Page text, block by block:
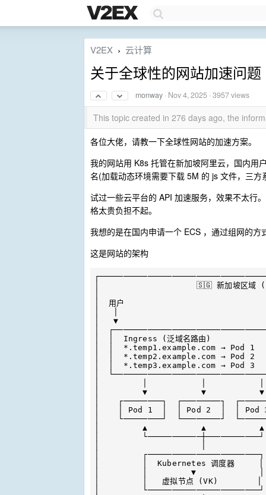
V2EX › 云计算
关于全球性的网站加速问题
monway · Nov 4, 2025 · 3957 views
This topic created in 276 days ago, the
各位大佬，请教一下全球性网站的加速方案。
我的网站用 K8s 托管在新加坡阿里云，国内用
名(加载动态环境需要下载 5M 的 js 文件，三
试过一些云平台的 API 加速服务，效果不太行
格太贵负担不起。
我想的是在国内申请一个 ECS ，通过组网的
这是网站的架构
│                    🇸🇬 新加坡区
│  用户
│   ▼
│
│  │  Ingress (泛域名路由)
│  │  *.temp1.example.com →
│  │  *.temp2.example.com →
│  │  *.temp3.example.com →
│
│         ▼           ▼
│    ┌────────┐  ┌────────┐
│    │ Pod 1  │  │ Pod 2  │  │
│    └────────┘  └────────┘
│         ▲           ▲
│
│
│         │  Kubernetes 调度
│         │         ▼
│         │   虚拟节点 (VK)
│